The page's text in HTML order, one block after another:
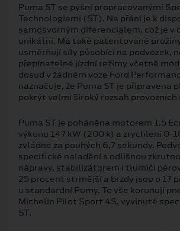
Puma ST se pyšní propracovanými
Technologiemi (ST). Na přání je k
samosvorným diferenciálem, což je v
unikátní. Má také patentované
usměrňují síly působící na podvozek,
přepínatelné jízdní režimy včetně
dosud v žádném voze Ford
naznačuje, že Puma ST je připravena
pokrýt velmi široký rozsah provozních
Puma ST je poháněna motorem 1.5
výkonu 147 kW (200 k) a zrychlení 0-
zvládne za pouhých 6,7 sekundy.
specifické naladění s odlišnou
nápravy, stabilizátorem i tlumiči
25 procent strmější a brzdy jsou o 17
u standardní Pumy. To vše korunují
Michelin Pilot Sport 4S, vyvinuté
ST.